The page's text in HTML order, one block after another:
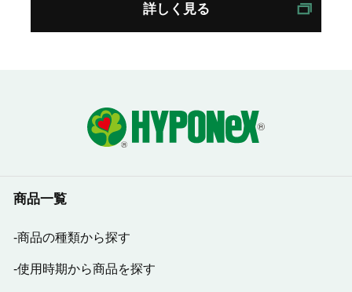
詳しく見る
商品一覧
商品の種類から探す
使用時期から商品を探す